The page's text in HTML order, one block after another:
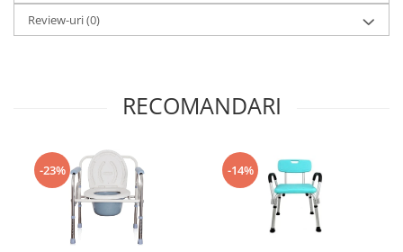
Review-uri(0)
RECOMANDARI
-23% -14%